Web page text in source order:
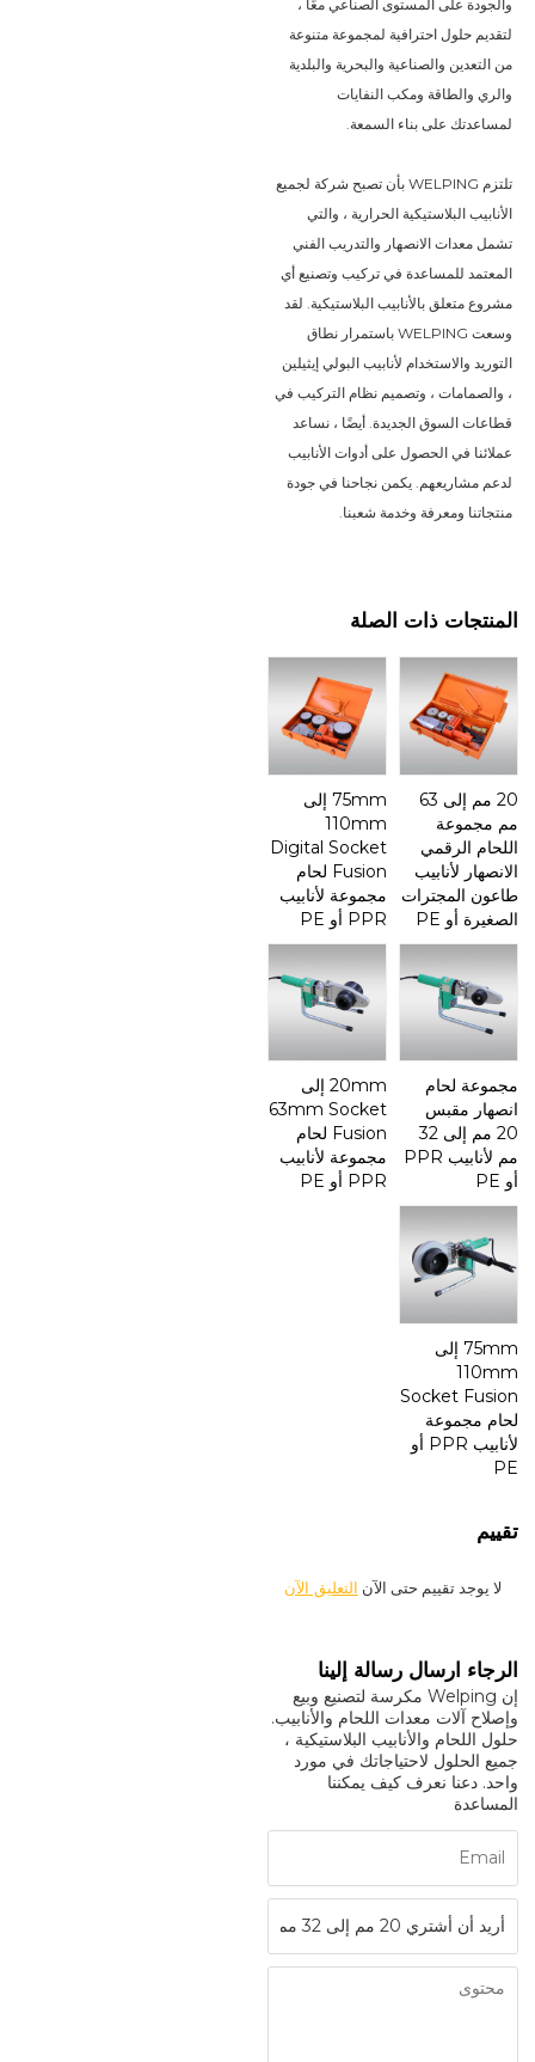
والجودة على المستوى الصناعي معًا ،
لتقديم حلول احترافية لمجموعة متنوعة
من التعدين والصناعية والبحرية والبلدية
والري والطاقة ومكب النفايات
لمساعدتك على بناء السمعة.
تلتزم WELPING بأن تصبح شركة لجميع
الأنابيب البلاستيكية الحرارية ، والتي
تشمل معدات الانصهار والتدريب الفني
المعتمد للمساعدة في تركيب وتصنيع أي
مشروع متعلق بالأنابيب البلاستيكية. لقد
وسعت WELPING باستمرار نطاق
التوريد والاستخدام لأنابيب البولي إيثيلين
، والصمامات ، وتصميم نظام التركيب في
قطاعات السوق الجديدة. أيضًا ، نساعد
عملائنا في الحصول على أدوات الأنابيب
لدعم مشاريعهم. يكمن نجاحنا في جودة
منتجاتنا ومعرفة وخدمة شعبنا.
المنتجات ذات الصلة
20 مم إلى 63
مم مجموعة
اللحام الرقمي
الانصهار لأنابيب
طاعون المجترات
الصغيرة أو PE
75mm إلى
110mm
Digital Socket
Fusion لحام
مجموعة لأنابيب
PPR أو PE
مجموعة لحام
انصهار مقبس
20 مم إلى 32
مم لأنابيب PPR
أو PE
20mm إلى
63mm Socket
Fusion لحام
مجموعة لأنابيب
PPR أو PE
75mm إلى
110mm
Socket Fusion
لحام مجموعة
لأنابيب PPR أو
PE
تقييم
لا يوجد تقييم حتى الآن التعليق الآن
الرجاء ارسال رسالة إلينا
إن Welping مكرسة لتصنيع وبيع
وإصلاح آلات معدات اللحام والأنابيب.
حلول اللحام والأنابيب البلاستيكية ،
جميع الحلول لاحتياجاتك في مورد
واحد. دعنا نعرف كيف يمكننا
المساعدة